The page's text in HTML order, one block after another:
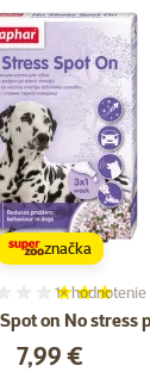
on No stress
Hodnotenie
1×hodnotenie
Cena
7,99 €
značka